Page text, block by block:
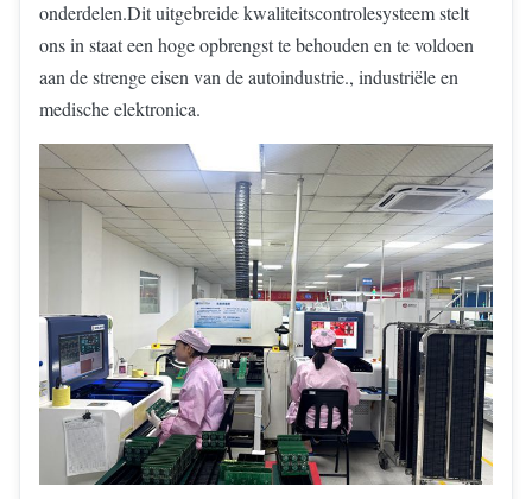
onderdelen.Dit uitgebreide kwaliteitscontrolesysteem stelt
ons in staat een hoge opbrengst te behouden en te voldoen
aan de strenge eisen van de autoindustrie., industriële en
medische elektronica.